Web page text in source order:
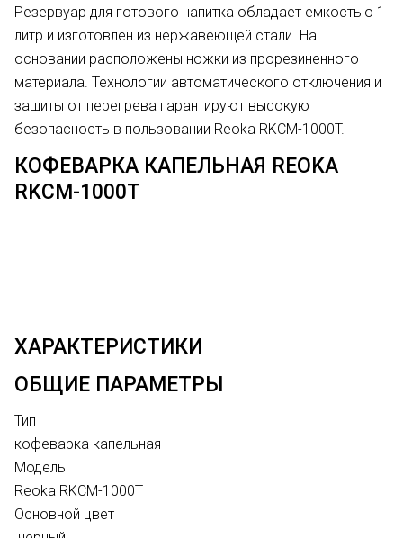
Резервуар для готового напитка обладает емкостью 1
литр и изготовлен из нержавеющей стали. На
основании расположены ножки из прорезиненного
материала. Технологии автоматического отключения и
защиты от перегрева гарантируют высокую
безопасность в пользовании Reoka RKCM-1000T.
КОФЕВАРКА КАПЕЛЬНАЯ REOKA
RKCM-1000T
ХАРАКТЕРИСТИКИ
ОБЩИЕ ПАРАМЕТРЫ
Тип
кофеварка капельная
Модель
Reoka RKCM-1000T
Основной цвет